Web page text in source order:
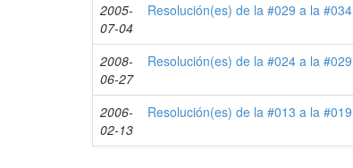
2005-
07-04
Resolución(es) de la #029 a la #034
2008-
06-27
Resolución(es) de la #024 a la #029
2006-
02-13
Resolución(es) de la #013 a la #019